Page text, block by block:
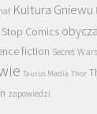
Kultura Gniewu
Comics
fiction Secret Wars
Taurus Media Thor
zapowiedzi